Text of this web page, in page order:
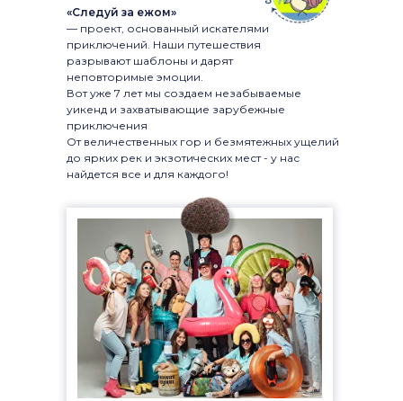
«Следуй за ежом»
— проект, основанный искателями
приключений. Наши путешествия
разрывают шаблоны и дарят
неповторимые эмоции.
Вот уже 7 лет мы создаем незабываемые
уикенд и захватывающие зарубежные
приключения
От величественных гор и безмятежных ущелий
до ярких рек и экзотических мест - у нас
найдется все и для каждого!